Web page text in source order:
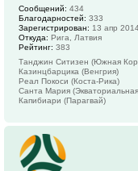
Сообщений: 434
Благодарностей: 333
Зарегистрирован: 13 апр
Откуда: Рига, Латвия
Рейтинг: 383
Танджин Ситизен (Южная
Казинцбарцика (Венгрия)
Реал Покоси (Коста-Рика)
Санта Мария
Капибиари (Парагвай)